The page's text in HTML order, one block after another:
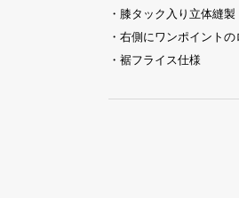
・膝タック入り立体縫製
・右側にワンポイントの
・裾フライス仕様